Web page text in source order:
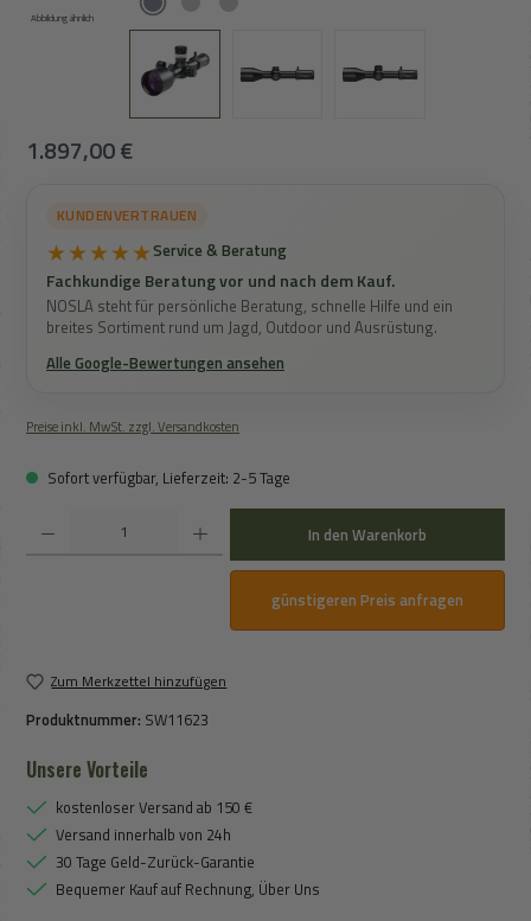
Abbildung ähnlich
Regulärer Preis:
1.897,00 €
KUNDENVERTRAUEN
★★★★★Service & Beratung
Fachkundige Beratung vor und nach dem Kauf.
NOSLA steht für persönliche Beratung, schnelle Hilfe und ein
breites Sortiment rund um Jagd, Outdoor und Ausrüstung.
Alle Google-Bewertungen ansehen
Preise inkl. MwSt. zzgl. Versandkosten
Sofort verfügbar, Lieferzeit: 2-5 Tage
In den Warenkorb
günstigeren Preis anfragen
Zum Merkzettel hinzufügen
Produktnummer: SW11623
Unsere Vorteile
kostenloser Versand ab 150 €
Versand innerhalb von 24h
30 Tage Geld-Zurück-Garantie
Bequemer Kauf auf Rechnung, Über Uns